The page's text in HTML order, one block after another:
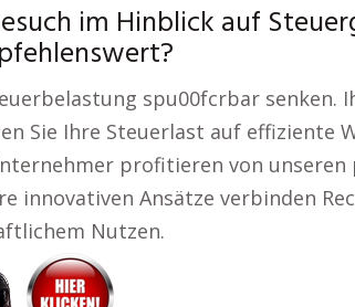
im Hinblick auf
spu00fcrbar senken.
Sie Ihre Steuerlast auf effiziente
profitieren von unseren
innovativen Ansätze verbinden
Nutzen.